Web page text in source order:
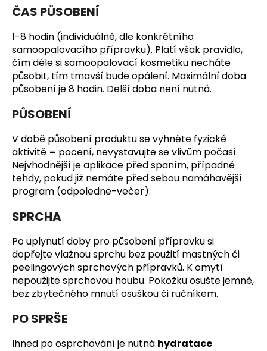
ČAS PŮSOBENÍ
1-8 hodin (individuálně, dle konkrétního
samoopalovacího přípravku). Platí však pravidlo,
čím déle si samoopalovací kosmetiku necháte
působit, tím tmavší bude opálení. Maximální doba
působení je 8 hodin. Delší doba není nutná.
PŮSOBENÍ
V době působení produktu se vyhněte fyzické
aktivitě = pocení, nevystavujte se vlivům počasí.
Nejvhodnější je aplikace před spaním, případně
tehdy, pokud již nemáte před sebou namáhavější
program (odpoledne-večer).
SPRCHA
Po uplynutí doby pro působení přípravku si
dopřejte vlažnou sprchu bez použití mastných či
peelingových sprchových přípravků. K omytí
nepoužijte sprchovou houbu. Pokožku osušte jemně,
bez zbytečného mnutí osuškou či ručníkem.
PO SPRŠE
Ihned po osprchování je nutná hydratace